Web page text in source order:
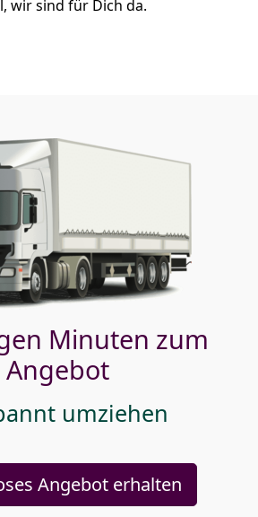
wir sind für Dich da.
Minuten zum
Angebot
umziehen
Angebot erhalten